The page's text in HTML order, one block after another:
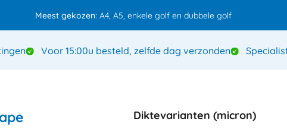
Meest gekozen: A4, A5, enkele golf en dubbele golf
Voor 15:00u besteld, zelfde dag verzonden
Diktevarianten (micron)